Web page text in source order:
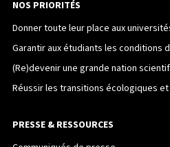
NOS PRIORITÉS
Donner toute leur place aux
Garantir aux étudiants les conditions
(Re)devenir une grande nation
Réussir les transitions écologiques
PRESSE & RESSOURCES